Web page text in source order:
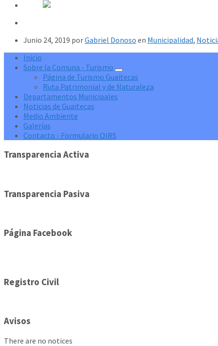
Junio 24, 2019 porGabriel Donoso en Municipalidad,
Inicio
Sobre la Comuna - Turismo
Página de Turismo Guaitecas
Ruta Patrimonial y de Naturaleza
Departamentos Municipales
Noticias de Guaitecas
Medio Ambiente
Galerías
Contacto - Formulario OIRS
Transparencia Activa
Transparencia Pasiva
Página Facebook
Registro Civil
Avisos
There are no notices